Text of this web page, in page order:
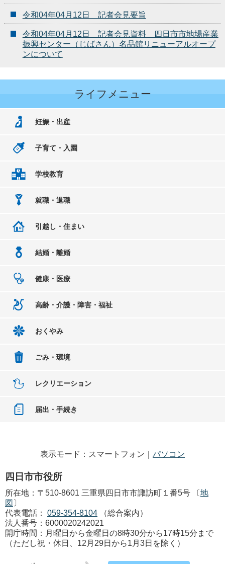
令和04年04月12日 記者会見要旨
令和04年04月12日 記者会見資料 四日市市地場産業
振興センター（じばさん）名品館リニューアルオープ
ンについて
ライフメニュー
妊娠・出産
子育て・入園
学校教育
就職・退職
引越し・住まい
結婚・離婚
健康・医療
高齢・介護・障害・福祉
おくやみ
ごみ・環境
レクリエーション
届出・手続き
表示モード：スマートフォン｜ パソコン
四日市市役所
所在地：〒510-8601 三重県四日市市諏訪町１番5号 〔地
図 〕
代表電話：
059-354-8104
（総合案内）
法人番号：6000020242021
開庁時間：月曜日から金曜日の8時30分から17時15分まで
（ただし祝・休日、12月29日から1月3日を除く）